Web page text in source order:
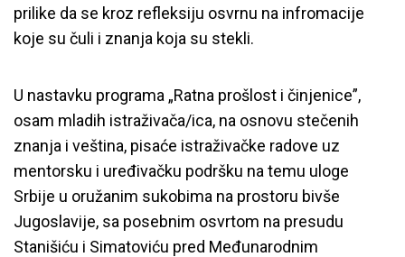
Održana radionica „Ratna
prošlost i činjenice”
prilike da se kroz refleksiju osvrnu na infromacije
koje su čuli i znanja koja su stekli.
U nastavku programa „Ratna prošlost i činjenice”,
osam mladih istraživača/ica, na osnovu stečenih
znanja i veština, pisaće istraživačke radove uz
mentorsku i uređivačku podršku na temu uloge
Srbije u oružanim sukobima na prostoru bivše
Jugoslavije, sa posebnim osvrtom na presudu
Stanišiću i Simatoviću pred Međunarodnim